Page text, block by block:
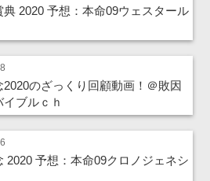
典 2020 予想：本命09ウェスタール
2020のざっくり回顧動画！＠敗因
ブルｃｈ
2020 予想：本命09クロノジェネシ